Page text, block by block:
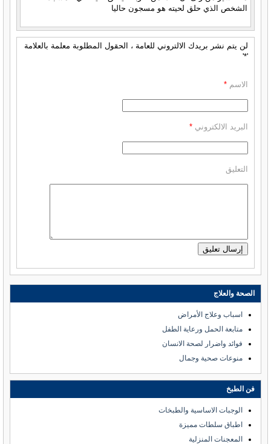
الشخص الذي حلق لحيته هو مسجون حاليا
لن يتم نشر بريدك الالتروني للعامة ، الحقول المطلوبة معلمة بالعلامة
'*'
الاسم *
البريد الالكتروني *
التعليق
الصحة والعلاج
اسباب وعلاج الأمراض
متابعة الحمل ورعاية الطفل
فوائد واضرار لصحة الانسان
منوعات صحية وجمال
فن الطبخ
الوجبات الاساسية والطبخات
اطباق سلطات مميزة
المعجنات المنزلية